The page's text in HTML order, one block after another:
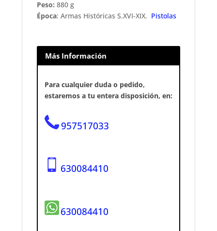
Peso: 880 g
Época: Armas Históricas S.XVI-XIX. Pistolas
Más Información
Para cualquier duda o pedido,
estaremos a tu entera disposición, en:
957517033
630084410
630084410